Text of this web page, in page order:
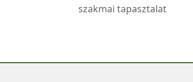
szakmai tapasztalat